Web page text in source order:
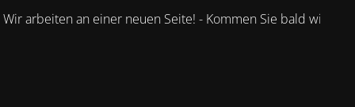
Wir arbeiten an einer neuen Seite! - Kommen Sie bald wieder.